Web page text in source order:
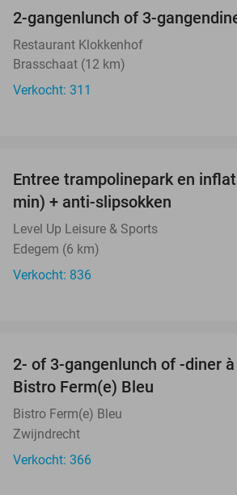
2-gangenlunch of 3-
Restaurant Klokkenhof
Brasschaat (12 km)
Verkocht: 311
Entree trampolinepark en
min) + anti-slipsokken
Level Up Leisure & Sports
Edegem (6 km)
Verkocht: 836
2- of 3-gangenlunch of -diner
Bistro Ferm(e) Bleu
Bistro Ferm(e) Bleu
Zwijndrecht
Verkocht: 366